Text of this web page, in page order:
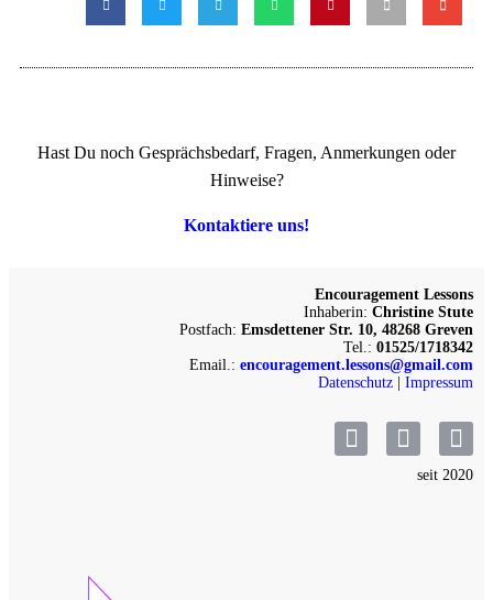
Hast Du noch Gesprächsbedarf, Fragen, Anmerkungen oder
Hinweise?
Kontaktiere uns!
Encouragement Lessons
Inhaberin: Christine Stute
Postfach: Emsdettener Str. 10, 48268 Greven
Tel.: 01525/1718342
Email.: encouragement.lessons@gmail.com
Datenschutz
Impressum
seit 2020